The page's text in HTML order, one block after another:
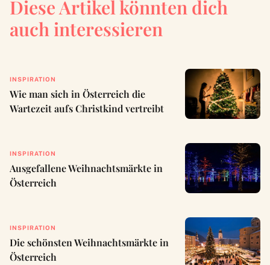
Diese Artikel könnten dich
auch interessieren
INSPIRATION
Wie man sich in Österreich die
Wartezeit aufs Christkind vertreibt
INSPIRATION
Ausgefallene Weihnachtsmärkte in
Österreich
INSPIRATION
Die schönsten Weihnachtsmärkte in
Österreich